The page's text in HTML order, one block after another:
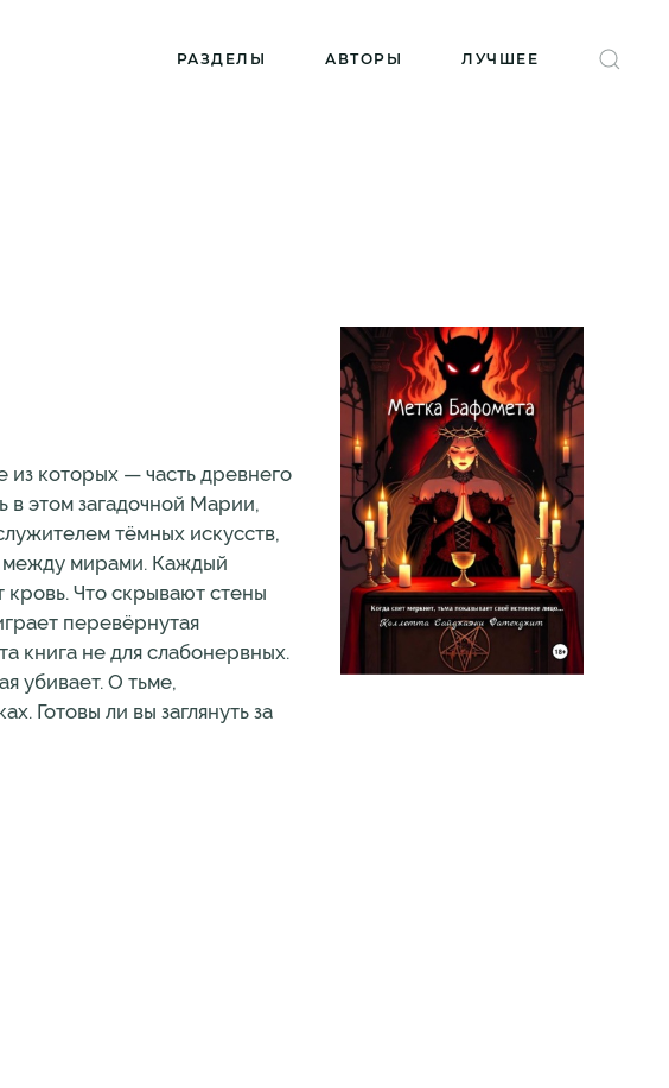
РАЗДЕЛЫ АВТОРЫ ЛУЧШЕЕ
которых — часть древнего
в этом загадочной Марии,
тёмных искусств,
между мирами. Каждый
кровь. Что скрывают стены
перевёрнутая
книга не для слабонервных.
убивает. О тьме,
Готовы ли вы заглянуть за